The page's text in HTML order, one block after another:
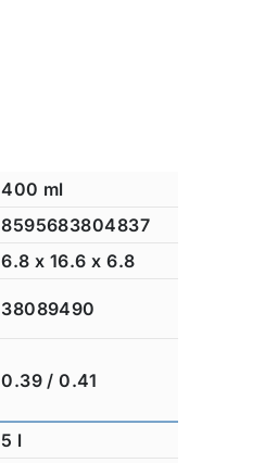
400 ml
8595683804837
6.8 x 16.6 x 6.8
38089490
0.39 / 0.41
5 l